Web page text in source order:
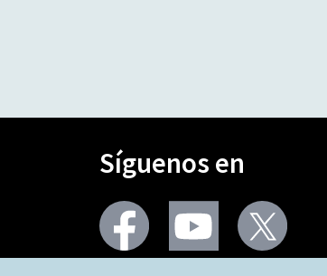
Síguenos en
Seguir
en
facebook
Seguir
en
youtubeX